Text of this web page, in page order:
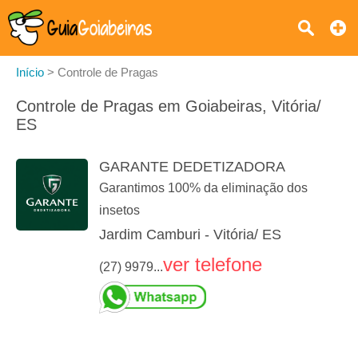
Início > Controle de Pragas
Controle de Pragas em Goiabeiras, Vitória/
ES
GARANTE DEDETIZADORA
Garantimos 100% da eliminação dos
insetos
Jardim Camburi - Vitória/ ES
(27) 9979...ver telefone